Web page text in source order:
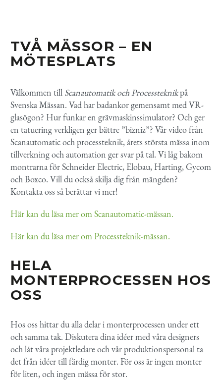
TVÅ MÄSSOR – EN
MÖTESPLATS
Välkommen till Scanautomatik och Processteknikpå
Svenska Mässan. Vad har badankor gemensamt med VR-
glasögon? Hur funkar en grävmaskinssimulator? Och ger
en tatuering verkligen ger bättre ”bizniz”? Vår video från
Scanautomatic och processteknik, årets största mässa inom
tillverkning och automation ger svar på tal. Vi låg bakom
montrarna för Schneider Electric, Elobau, Harting, Gycom
och Boxco. Vill du också skilja dig från mängden?
Kontakta oss så berättar vi mer!
Här kan du läsa mer om Scanautomatic-mässan.
Här kan du läsa mer om Processteknik-mässan.
HELA
MONTERPROCESSEN HOS
OSS
Hos oss hittar du alla delar i monterprocessen under ett
och samma tak. Diskutera dina idéer med våra designers
och låt våra projektledare och vår produktionspersonal ta
det från idéer till färdig monter. För oss är ingen monter
för liten, och ingen mässa för stor.